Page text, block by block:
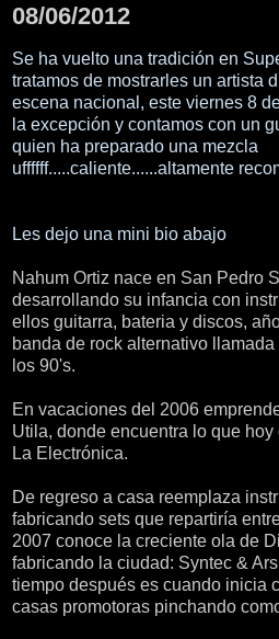
08/06/2012
Se ha vuelto una tradición en
tratamos de mostrarles un artista
escena nacional, este viernes 8
la excepción y contamos con un
quien ha preparado una mezcla
uffffff.....caliente......altamente
Les dejo una mini bio abajo
Nahum Ortiz nace en San Pedro
desarrollando su infancia con
ellos guitarra, bateria y discos,
banda de rock alternativo
los 90's.
En vacaciones del 2006
Utila, donde encuentra lo que hoy
La Electrónica.
De regreso a casa reemplaza
fabricando sets que repartiría
2007 conoce la creciente ola de
fabricando la ciudad: Syntec &
tiempo después es cuando inicia
casas promotoras pinchando